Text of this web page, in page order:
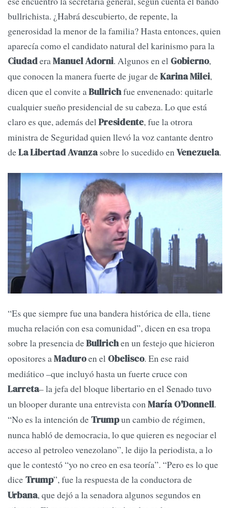
bullrichista. ¿Habrá descubierto, de repente, la
generosidad la menor de la familia? Hasta entonces, quien
aparecía como el candidato natural del karinismo para la
CiudaderaManuel Adorni. Algunos en el Gobierno,
que conocen la manera fuerte de jugar deKarina Milei,
dicen que el convite aBullrichfue envenenado: quitarle
cualquier sueño presidencial de su cabeza. Lo que está
claro es que, además delPresidente, fue la otrora
ministra de Seguridad quien llevó la voz cantante dentro
deLa Libertad Avanzasobre lo sucedido enVenezuela.
“Es que siempre fue una bandera histórica de ella, tiene
mucha relación con esa comunidad”, dicen en esa tropa
sobre la presencia deBullrichen un festejo que hicieron
opositores aMaduroen el Obelisco. En ese raid
mediático –que incluyó hasta un fuerte cruce con
Larreta– la jefa del bloque libertario en el Senado tuvo
un blooper durante una entrevista conMaría O'Donnell.
“No es la intención de Trumpun cambio de régimen,
nunca habló de democracia, lo que quieren es negociar el
acceso al petroleo venezolano”, le dijo la periodista, a lo
que le contestó “yo no creo en esa teoría”. “Pero es lo que
dice Trump”, fue la respuesta de la conductora de
Urbana, que dejó a la senadora algunos segundos en